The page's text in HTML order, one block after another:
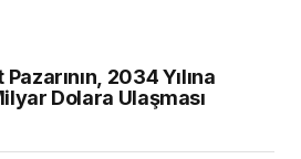
2034 Yılına
Dolara Ulaşması